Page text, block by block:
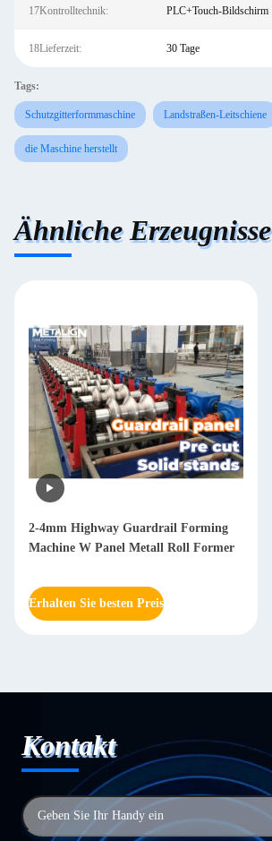
17Kontrolltechnik: PLC+Touch-Bildschirm
18Lieferzeit: 30 Tage
Tags:
Schutzgitterformmaschine Landstraßen-Leitschiene
die Maschine herstellt
Ähnliche Erzeugnisse
2-4mm Highway Guardrail Forming
Machine W Panel Metall Roll Former
Erhalten Sie besten Preis
Kontakt